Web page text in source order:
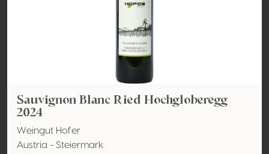
Sauvignon Blanc Ried Hochgloberegg
2024
Weingut Hofer
Austria - Steiermark